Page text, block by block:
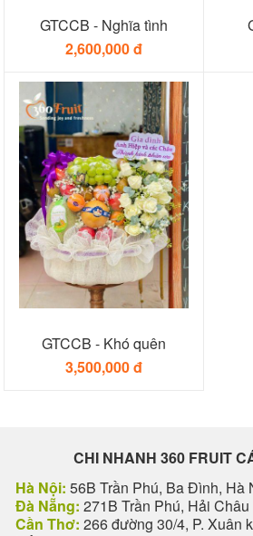
GTCCB - Nghĩa tình
2,600,000 đ
GTCCB - Khó quên
3,500,000 đ
CHI NHANH 360 FRUIT
Hà Nội: 56B Trần Phú, Ba Đình, Hà
Đà Nẵng: 271B Trần Phú, Hải Châu
Cần Thơ: 266 đường 30/4, P. Xuân